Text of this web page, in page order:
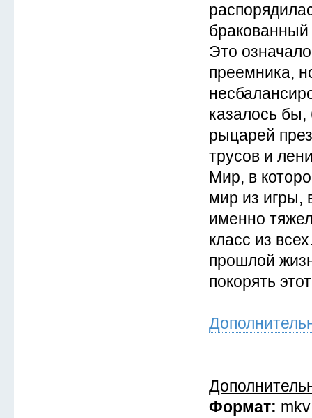
Это
преемника,
казалось
рыцарей
трусов и
Мир, в
мир из игры,
именно
класс из
прошлой
покорять
Формат: mkv